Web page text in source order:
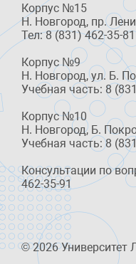
Корпус №15
Н. Новгород, пр.
Тел: 8 (831) 462-35-81
Корпус №9
Н. Новгород, ул. Б.
Учебная часть: 8
Корпус №10
Н. Новгород, Б.
Учебная часть: 8
Консультации по
462-35-91
© 2026 Университет